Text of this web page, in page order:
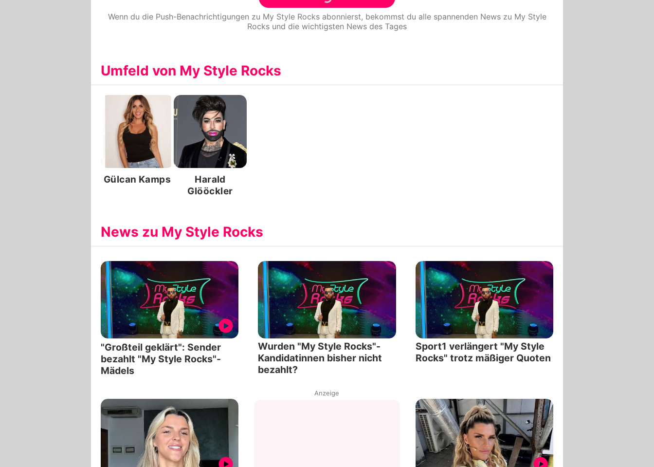
Team
Wenn du die Push-Benachrichtigungen zu My Style Rocksabonnierst, bekommst du alle spannenden News zu My Style
Rocks und die wichtigsten News des Tages
Umfeld von My Style Rocks
Gülcan Kamps
Harald
Glööckler
News zu My Style Rocks
"Großteil geklärt": Sender
bezahlt "My Style Rocks"-
Mädels
Wurden "My Style Rocks"-
Kandidatinnen bisher nicht
bezahlt?
Sport1 verlängert "My Style
Rocks" trotz mäßiger Quoten
Anzeige